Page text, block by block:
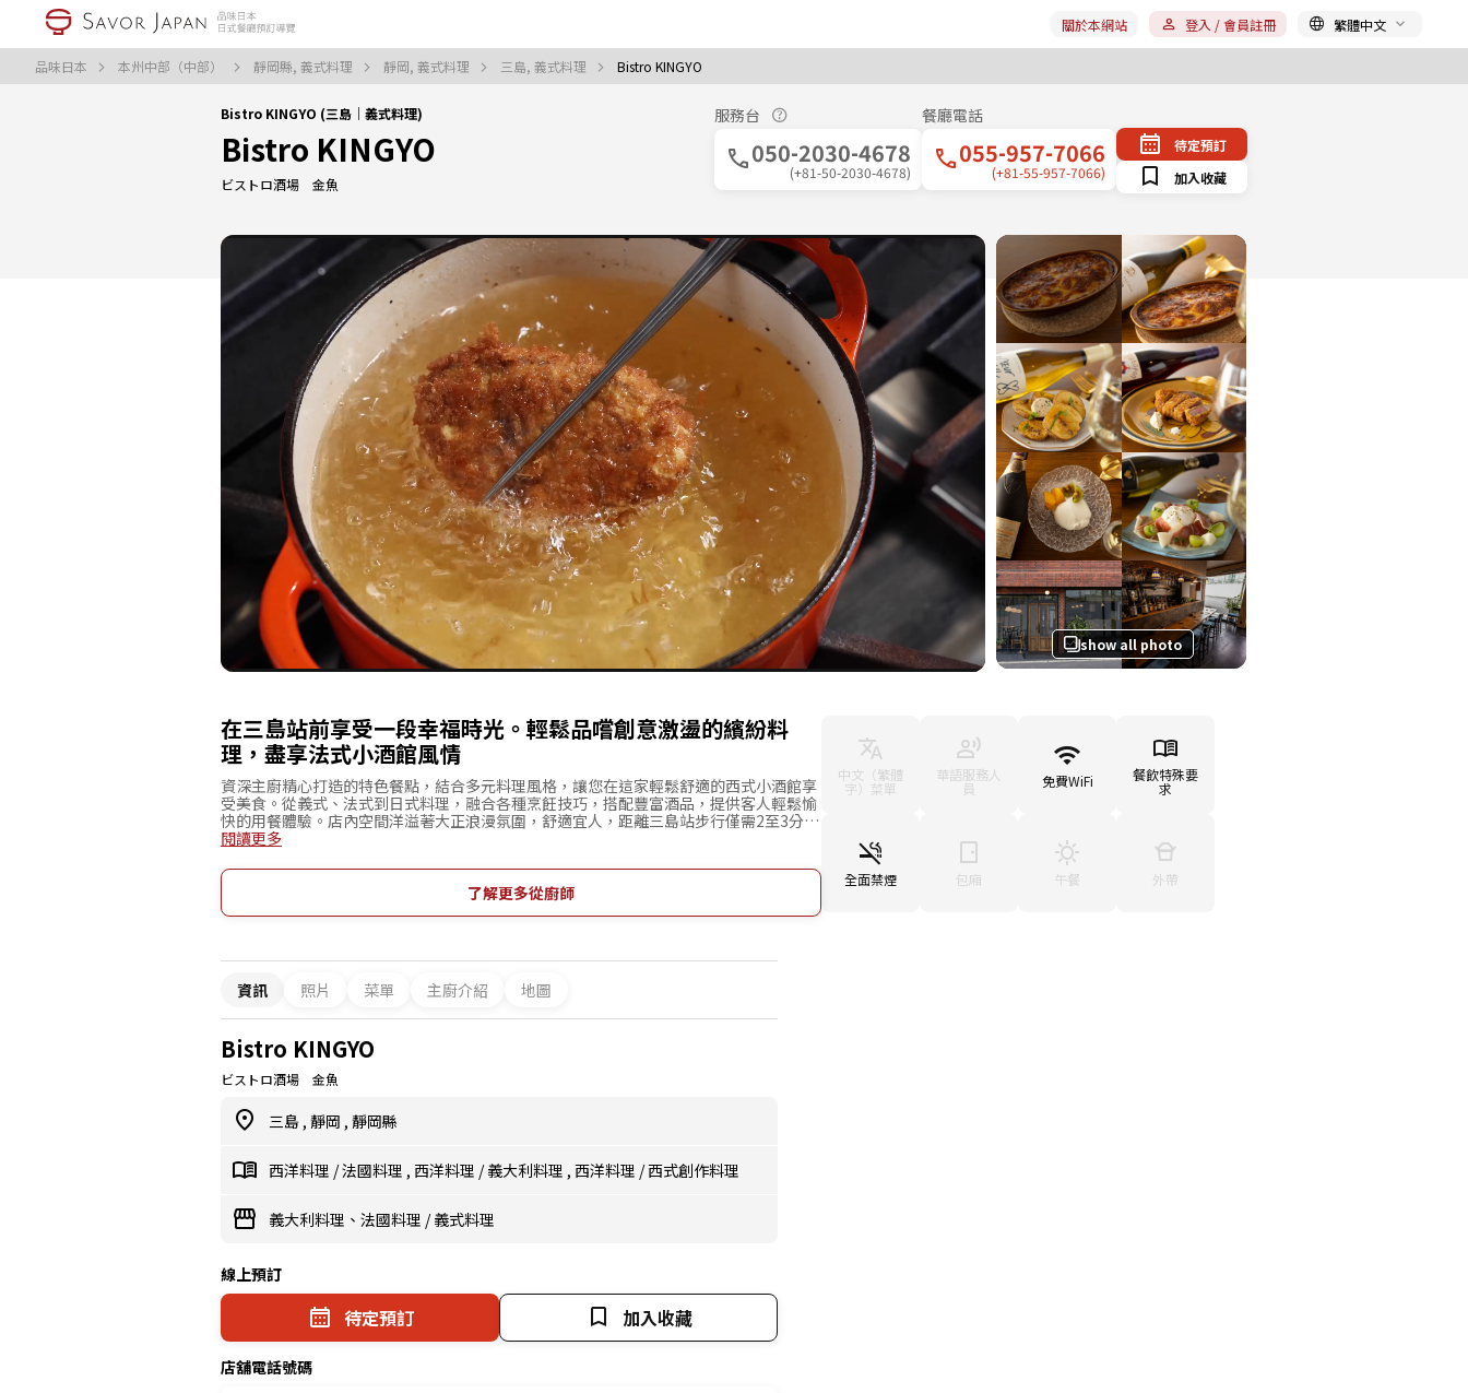
品味日本 本州中部（中部） 靜岡縣, 義式料理 靜岡, 義式料理 三島, 義式料理 Bistro KINGYO
關於本網站 登入 / 會員註冊 繁體中文
Bistro KINGYO (三島｜義式料理)
Bistro KINGYO
ビストロ酒場 金魚
服務台
050-2030-4678
(+81-50-2030-4678)
餐廳電話
055-957-7066
(+81-55-957-7066)
待定預訂
加入收藏
show all photo
在三島站前享受一段幸福時光。輕鬆品嚐創意激盪的繽紛料
理，盡享法式小酒館風情
資深主廚精心打造的特色餐點，結合多元料理風格，讓您在這家輕鬆舒適的西式小酒館享
受美食。從義式、法式到日式料理，融合各種烹飪技巧，搭配豐富酒品，提供客人輕鬆愉
快的用餐體驗。店內空間洋溢著大正浪漫氛圍，舒適宜人，距離三島站步行僅需2至3分
鐘，交通便利，是約會、閨蜜聚會或同事之間用餐的不二選擇。此外，酒品種類齊全，包
餐也能優雅享受。店名取自自然界中不存在，由人工培育而成的金魚。邀請您在三島品味
由廚師以巧手與創意精心打造的極致幸福時刻。
閱讀更多
了解更多從廚師
中文（繁體
字）菜單
華語服務人
員 免費WiFi 餐飲特殊要
求
全面禁煙 包廂 午餐 外帶
資訊 照片 菜單 主廚介紹 地圖
Bistro KINGYO
ビストロ酒場 金魚
三島 , 靜岡 , 靜岡縣
西洋料理 /法國料理 , 西洋料理 /義大利料理 , 西洋料理 /西式創作料理
義大利料理、法國料理 /義式料理
線上預訂
待定預訂 加入收藏
店舖電話號碼